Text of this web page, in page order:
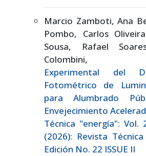
Marcio Zamboti, Ana
Pombo, Carlos
Sousa, Rafael
Colombini,
Experimental del
Fotométrico de
para Alumbrado
Envejecimiento
Técnica "energía": Vol.
(2026): Revista
Edición No. 22 ISSUE II